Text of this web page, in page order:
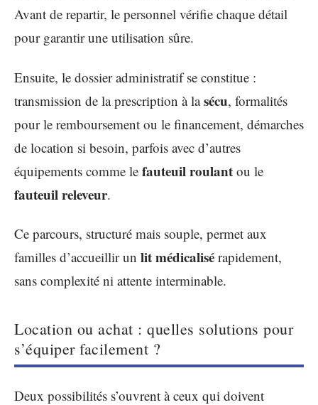
Avant de repartir, le personnel vérifie chaque détail
pour garantir une utilisation sûre.
Ensuite, le dossier administratif se constitue :
transmission de la prescription à lasécu, formalités
pour le remboursement ou le financement, démarches
de location si besoin, parfois avec d’autres
équipements comme le fauteuil roulant ou le
fauteuil releveur.
Ce parcours, structuré mais souple, permet aux
familles d’accueillir un lit médicalisé rapidement,
sans complexité ni attente interminable.
Location ou achat : quelles solutions pour
s’équiper facilement ?
Deux possibilités s’ouvrent à ceux qui doivent